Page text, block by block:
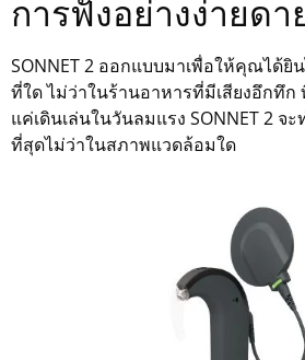
การฟังอย่างง่ายดา
SONNET 2 ออกแบบมาเพื่อให้คุณได้
ที่ใด ไม่ว่าในร้านอาหารที่มีเสียงอึกทึก
แค่เดินเล่นในวันลมแรง SONNET 2
ที่สุดไม่ว่าในสภาพแวดล้อมใด